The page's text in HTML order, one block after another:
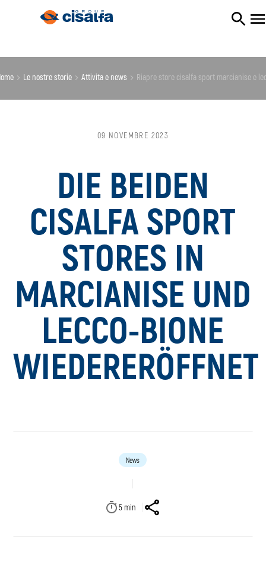
Home le nostre storie attivita e news riapre store cisalfa sport marcianise e
09 NOVEMBRE 2023
DIE BEIDEN
CISALFA SPORT
STORES IN
MARCIANISE UND
LECCO-BIONE
WIEDERERÖFFNET
News
5 min